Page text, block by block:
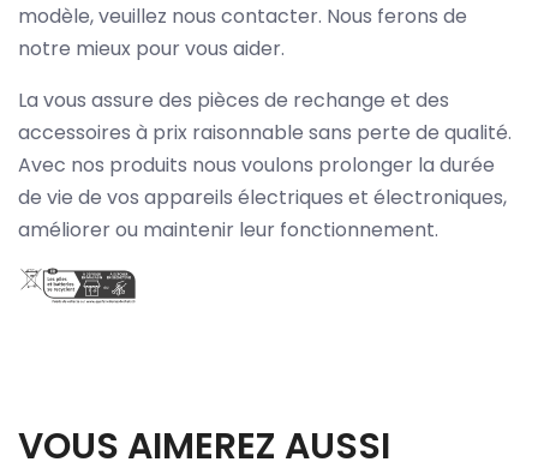
modèle, veuillez nous contacter. Nous ferons de
notre mieux pour vous aider.
La vous assure des pièces de rechange et des
accessoires à prix raisonnable sans perte de qualité.
Avec nos produits nous voulons prolonger la durée
de vie de vos appareils électriques et électroniques,
améliorer ou maintenir leur fonctionnement.
VOUS AIMEREZ AUSSI